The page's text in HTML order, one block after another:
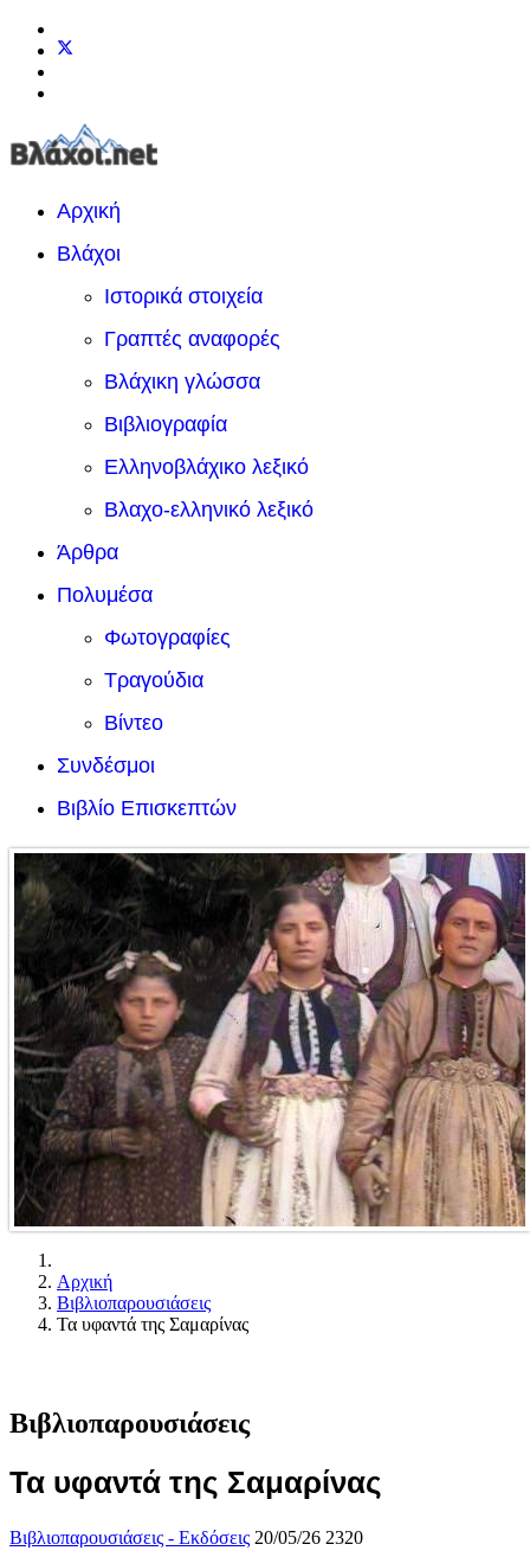
Αρχική
Βλάχοι
Ιστορικά στοιχεία
Γραπτές αναφορές
Βλάχικη γλώσσα
Βιβλιογραφία
Ελληνοβλάχικο λεξικό
Βλαχο-ελληνικό λεξικό
Άρθρα
Πολυμέσα
Φωτογραφίες
Τραγούδια
Βίντεο
Συνδέσμοι
Βιβλίο Επισκεπτών
Αρχική
Βιβλιοπαρουσιάσεις
Τα υφαντά της Σαμαρίνας
Βιβλιοπαρουσιάσεις
Τα υφαντά της Σαμαρίνας
Βιβλιοπαρουσιάσεις - Εκδόσεις 20/05/26 2320